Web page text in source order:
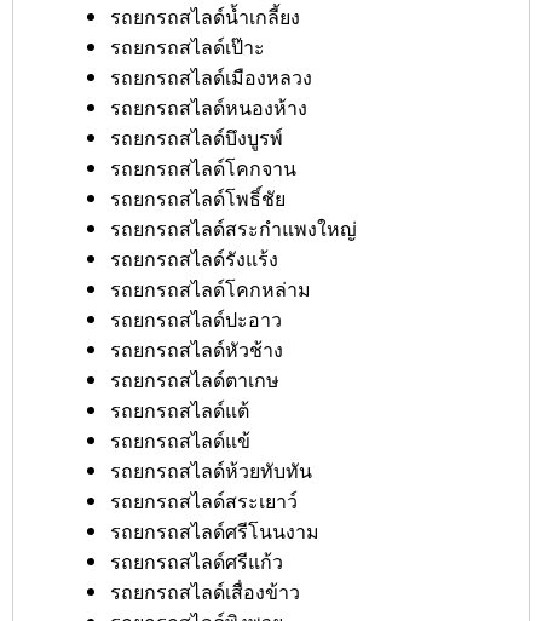
รถยกรถสไลด์น้ำเกลี้ยง
รถยกรถสไลด์เป๊าะ
รถยกรถสไลด์เมืองหลวง
รถยกรถสไลด์หนองห้าง
รถยกรถสไลด์บึงบูรพ์
รถยกรถสไลด์โคกจาน
รถยกรถสไลด์โพธิ์ชัย
รถยกรถสไลด์สระกำแพงใหญ่
รถยกรถสไลด์รังแร้ง
รถยกรถสไลด์โคกหล่าม
รถยกรถสไลด์ปะอาว
รถยกรถสไลด์หัวช้าง
รถยกรถสไลด์ตาเกษ
รถยกรถสไลด์แต้
รถยกรถสไลด์แข้
รถยกรถสไลด์ห้วยทับทัน
รถยกรถสไลด์สระเยาว์
รถยกรถสไลด์ศรีโนนงาม
รถยกรถสไลด์ศรีแก้ว
รถยกรถสไลด์เสื่องข้าว